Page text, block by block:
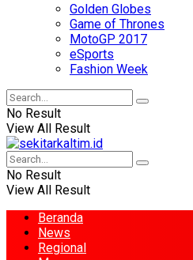
Golden Globes
Game of Thrones
MotoGP 2017
eSports
Fashion Week
No Result
View All Result
No Result
View All Result
Beranda
News
Regional